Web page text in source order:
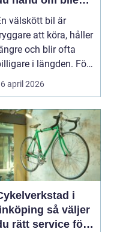
ett smart sätt
välskött bil är
att köra, håller
och blir ofta
i längden. För
bil...
april 2026
i
linköping så väljer
rätt service för